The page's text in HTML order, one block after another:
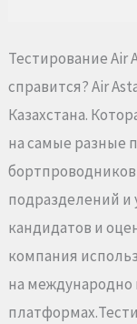
Тестирование Air
справится? Air
Казахстана.
на самые разные
подразделений и
кандидатов и
компания
на